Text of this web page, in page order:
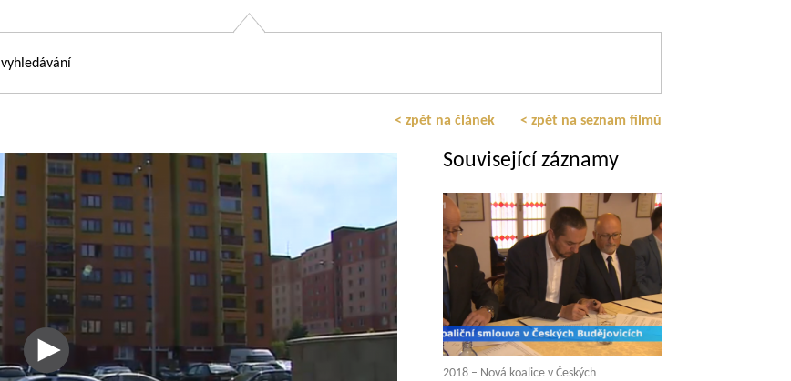
< zpět na článek < zpět na seznam filmů
Související záznamy
2018 – Nová koalice v Českých